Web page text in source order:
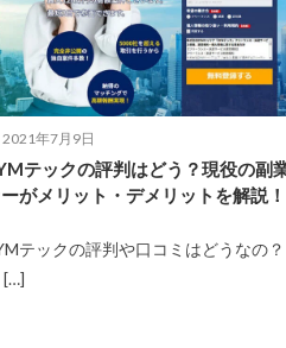
2021年7月9日
テックの評判はどう？現役の副
がメリット・デメリットを解説！
テックの評判や口コミはどうなの？
[…]